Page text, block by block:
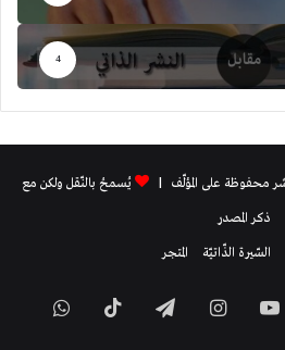
4
يُسمحُ بالنّقل ولكن مع
ذكر المصدر
السّيرة الذّاتيّة المتجر
‫YouTubeانستقرامتيلقرام ‫TikTokواتساب